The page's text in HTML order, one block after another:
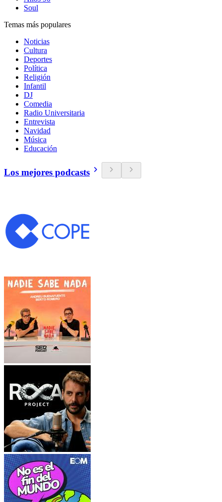
Soul
Temas más populares
Noticias
Cultura
Deportes
Política
Religión
Infantil
DJ
Comedia
Radio Universitaria
Entrevista
Navidad
Música
Educación
Los mejores podcasts